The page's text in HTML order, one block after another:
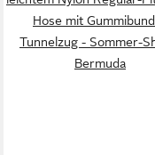
Hose mit
Tunnelzug - Sommer-
Bermuda